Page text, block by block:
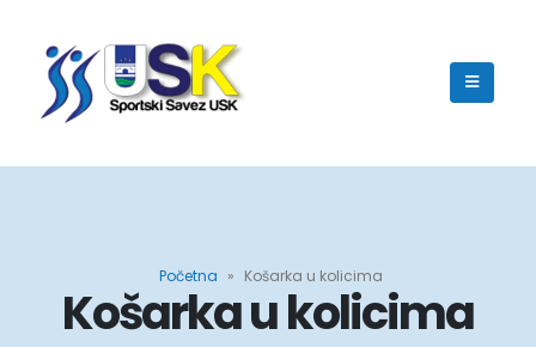
Početna » Košarka u kolicima
Košarka u kolicima